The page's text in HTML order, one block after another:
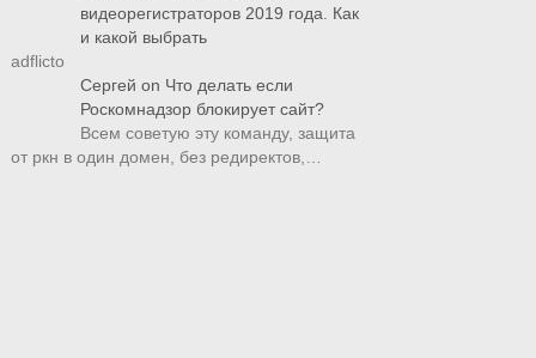
видеорегистраторов 2019 года. Как
и какой выбрать
adflicto
Сергей on Что делать если
Роскомнадзор блокирует сайт?
Всем советую эту команду, защита
от ркн в один домен, без редиректов,…